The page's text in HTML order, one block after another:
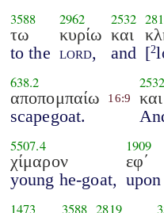
3588
τω
to the
2962
κυρίω
lord,
2532
και
and [2
638.2
αποπομπαίω
scapegoat.
16:9
2532
και
5507.4
χίμαρον
young he-goat,
1909
εφ΄
upon
1473 3588 2819